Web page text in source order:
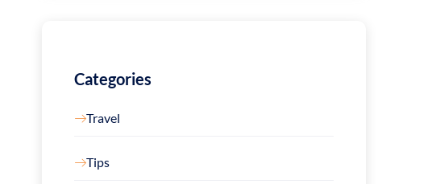
Categories
Travel
Tips